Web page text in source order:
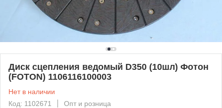
Диск сцепления ведомый D350 (10шл) Фотон
(FOTON) 1106116100003
Нет в наличии
Код: 1102671
Опт и розница